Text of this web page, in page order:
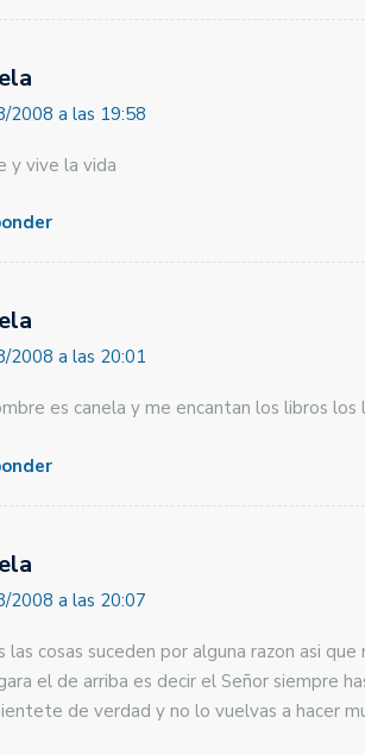
2008 a las 19:58
y vive la vida
2008 a las 20:01
es canela y me encantan los libros
2008 a las 20:07
las cosas suceden por alguna razon asi
el de arriba es decir el Señor siempre
de verdad y no lo vuelvas a hacer